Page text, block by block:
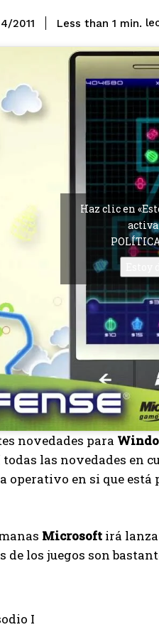
2011 Less than 1 min.
Haz clic en
novedades para
las novedades en
operativo en si que
Microsoft irá
de los juegos son
I